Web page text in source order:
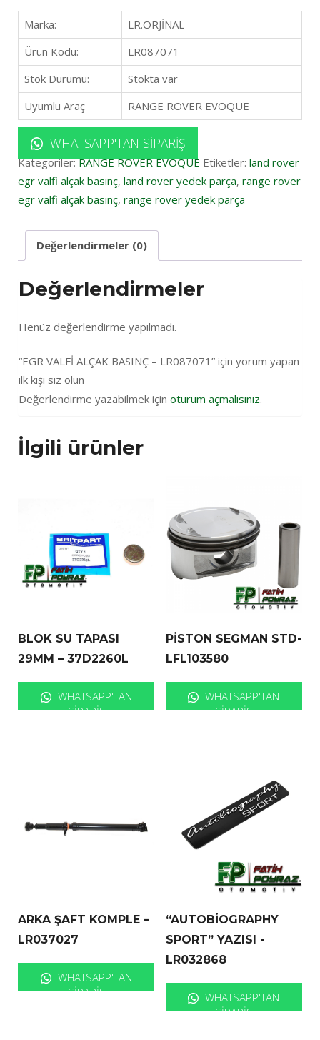
Marka:
LR.ORJİNAL
Ürün Kodu:
LR087071
Stok Durumu:
Stokta var
Uyumlu Araç
RANGE ROVER EVOQUE
WHATSAPP'TAN SIPARIŞ
Kategoriler:RANGE ROVER EVOQUE Etiketler: land rover
egr valfi alçak basınç, land rover yedek parça, range rover
egr valfi alçak basınç, range rover yedek parça
Değerlendirmeler (0)
Değerlendirmeler
Henüz değerlendirme yapılmadı.
“EGR VALFİ ALÇAK BASINÇ – LR087071” için yorum yapan
ilk kişi siz olun
Değerlendirme yazabilmek için oturum açmalısınız.
İlgili ürünler
BLOK SU TAPASI
29MM – 37D2260L
WHATSAPP'TAN
SIPARIŞ
PİSTON SEGMAN STD-
LFL103580
WHATSAPP'TAN
SIPARIŞ
ARKA ŞAFT KOMPLE –
LR037027
WHATSAPP'TAN
SIPARIŞ
“AUTOBİOGRAPHY
SPORT” YAZISI -
LR032868
WHATSAPP'TAN
SIPARIŞ